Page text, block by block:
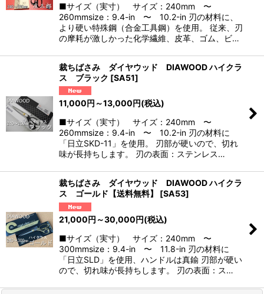
■サイズ（実寸） サイズ：240mm 〜
260mmsize：9.4-in 〜 10.2-in 刃の材料に、
より硬い特殊鋼（合金工具鋼）を使用。 従来、刃
の摩耗が激しかった化学繊維、皮革、ゴム、ビ…
裁ちばさみ ダイヤウッド DIAWOOD ハイクラ
ス ブラック [SA51]
11,000円 ～13,000円(税込)
■サイズ（実寸） サイズ：240mm 〜
260mmsize：9.4-in 〜 10.2-in 刃の材料に
「日立SKD-11」を使用。 刃部が硬いので、切れ
味が長持ちします。 刃の表面：ステンレス…
裁ちばさみ ダイヤウッド DIAWOOD ハイクラ
ス ゴールド【送料無料】
[SA53]
21,000円 ～30,000円(税込)
■サイズ（実寸） サイズ：240mm 〜
300mmsize：9.4-in 〜 11.8-in 刃の材料に
「日立SLD」を使用、ハンドルは真鍮 刃部が硬い
ので、切れ味が長持ちします。 刃の表面：ス…